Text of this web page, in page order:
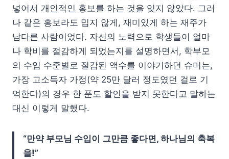
넣어서 개인적인 홍보를 하는 것을 잊지 않았다. 그러
나 같은 홍보라도 밉지 않게, 재미있게 하는 재주가
남다른 사람이었다. 자신의 노력으로 학생들이 얼마
나 학비를 절감하게 되었는지를 설명하면서, 학부모
의 수입 수준별로 절감된 액수를 이야기하던 슈머는,
가장 고소득자 가정(약 25만 달러 정도였던 걸로 기
억한다)의 경우 한 푼도 할인을 받지 못한다고 말하는
대신 이렇게 말했다.
“만약 부모님 수입이 그만큼 좋다면, 하나님의 축복
을!”